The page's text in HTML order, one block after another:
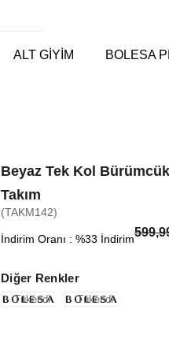
ALT GİYİM BOLESA
Beyaz Tek Kol Bürümcük
Takım
(TAKM142)
İndirim Oranı : %33 İndirim
Diğer Renkler
Tükendi Tükendi